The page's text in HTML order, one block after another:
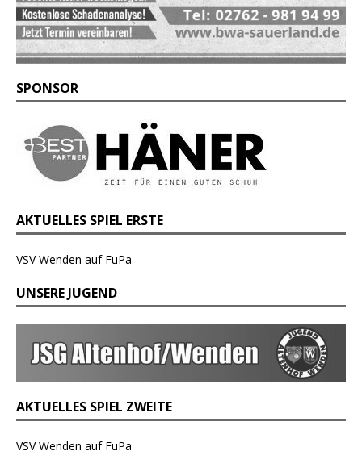
SPONSOR
AKTUELLES SPIEL ERSTE
VSV Wenden auf FuPa
UNSERE JUGEND
AKTUELLES SPIEL ZWEITE
VSV Wenden auf FuPa